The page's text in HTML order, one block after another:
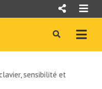
sensibilité et